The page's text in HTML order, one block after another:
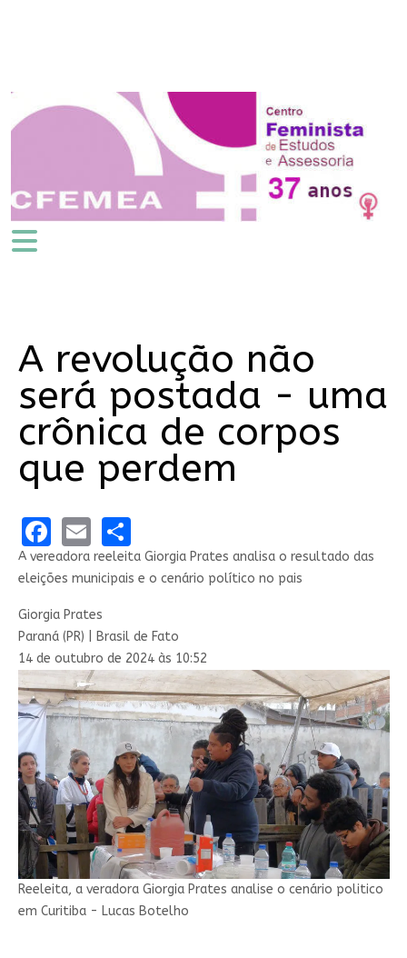
A revolução não
será postada - uma
crônica de corpos
que perdem
Facebook
EmailShare
A vereadora reeleita Giorgia Prates analisa o resultado das
eleições municipais e o cenário político no pais
Giorgia Prates
Paraná (PR) | Brasil de Fato
14 de outubro de 2024 às 10:52
Reeleita, a veradora Giorgia Prates analise o cenário politico
em Curitiba - Lucas Botelho